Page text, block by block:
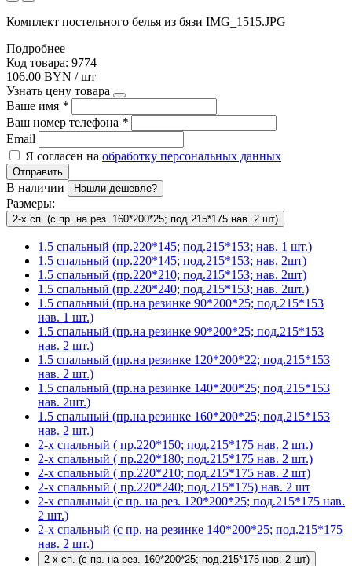
Комплект постельного белья из бязи IMG_1515.JPG
Подробнее
Код товара: 9774
106.00 BYN / шт
Узнать цену товара
Ваше имя *
Ваш номер телефона *
Email
Я согласен на обработку персональных данных
Отправить
В наличии Нашли дешевле?
Размеры:
2-х сп. (с пр. на рез. 160*200*25; под.215*175 нав. 2 шт)
1.5 спальный (пр.220*145; под.215*153; нав. 1 шт.)
1.5 спальный (пр.220*145; под.215*153; нав. 2шт)
1.5 спальный (пр.220*210; под.215*153; нав. 2шт)
1.5 спальный (пр.220*240; под.215*153; нав. 2шт.)
1.5 спальный (пр.на резинке 90*200*25; под.215*153
нав. 1 шт.)
1.5 спальный (пр.на резинке 90*200*25; под.215*153
нав. 2 шт.)
1.5 спальный (пр.на резинке 120*200*22; под.215*153
нав. 2 шт.)
1.5 спальный (пр.на резинке 140*200*25; под.215*153
нав. 2шт.)
1.5 спальный (пр.на резинке 160*200*25; под.215*153
нав. 2 шт.)
2-х спальный ( пр.220*150; под.215*175 нав. 2 шт.)
2-х спальный ( пр.220*180; под.215*175 нав. 2 шт.)
2-х спальный ( пр.220*210; под.215*175 нав. 2 шт)
2-х спальный ( пр.220*240; под.215*175) нав. 2 шт
2-х спальный (с пр. на рез. 120*200*25; под.215*175 нав.
2 шт.)
2-х спальный (с пр. на резинке 140*200*25; под.215*175
нав. 2 шт.)
2-х сп. (с пр. на рез. 160*200*25; под.215*175 нав. 2 шт)